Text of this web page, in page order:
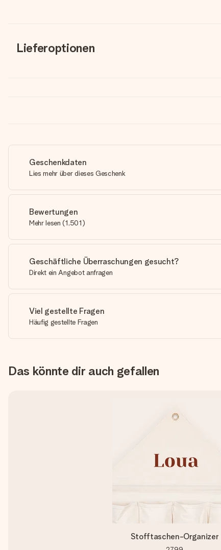
Lieferoptionen
Geschenkdaten
Lies mehr über dieses Geschenk
Bewertungen
Mehr lesen (1,501)
Geschäftliche Überraschungen gesucht?
Direkt ein Angebot anfragen
Viel gestellte Fragen
Häufig gestellte Fragen
Das könnte dir auch gefallen
Stofftaschen-Organizer